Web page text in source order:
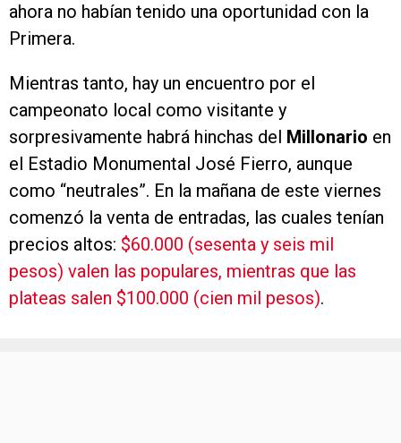
ahora no habían tenido una oportunidad con la
Primera.
Mientras tanto, hay un encuentro por el
campeonato local como visitante y
sorpresivamente habrá hinchas del Millonario en
el Estadio Monumental José Fierro, aunque
como “neutrales”. En la mañana de este viernes
comenzó la venta de entradas, las cuales tenían
precios altos: $60.000 (sesenta y seis mil
pesos) valen las populares, mientras que las
plateas salen $100.000 (cien mil pesos).